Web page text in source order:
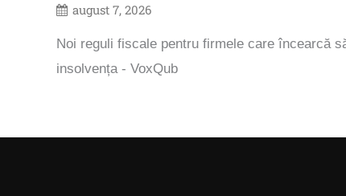
august 7, 2026
Noi reguli fiscale pentru firmele care încearcă
insolvența - VoxQub